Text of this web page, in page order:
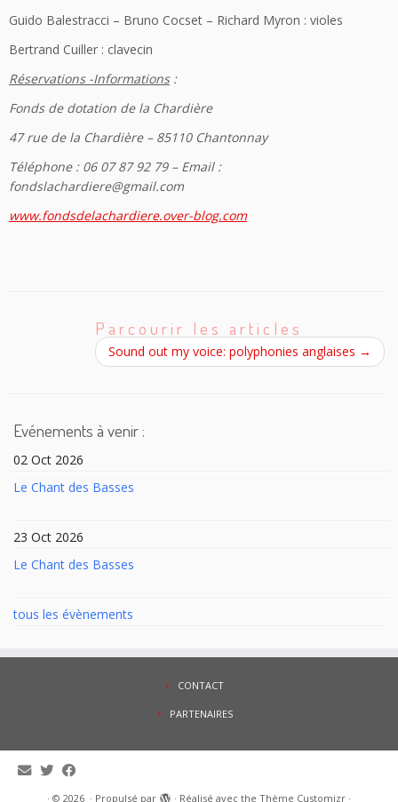
Guido Balestracci – Bruno Cocset – Richard Myron : violes
Bertrand Cuiller : clavecin
Réservations -Informations:
Fonds de dotation de la Chardière
47 rue de la Chardière – 85110 Chantonnay
Téléphone : 06 07 87 92 79 – Email :
fondslachardiere@gmail.com
www.fondsdelachardiere.over-blog.com
Parcourir les articles
Sound out my voice: polyphonies anglaises →
Evénements à venir :
02 Oct 2026
Le Chant des Basses
23 Oct 2026
Le Chant des Basses
tous les évènements
CONTACT
PARTENAIRES
· © 2026 · Propulsé par · Réalisé avec the Thème Customizr ·